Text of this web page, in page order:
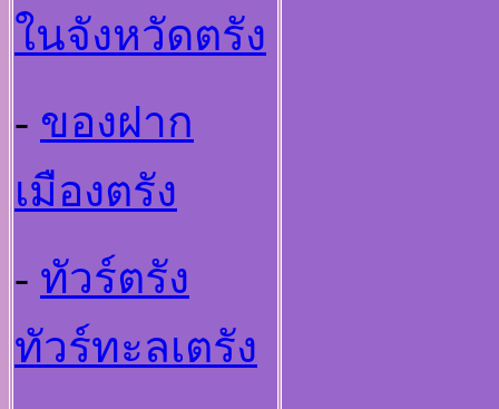
ในจังหวัดตรัง
- ของฝาก
เมืองตรัง
- ทัวร์ตรัง
ทัวร์ทะลเตรัง